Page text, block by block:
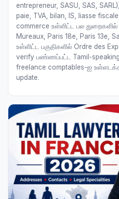
entrepreneur, SASU, SAS,
paie, TVA, bilan, IS, liasse
commerce உள்ளிட்ட பல
Mureaux, Paris 18e, Paris 13e,
உள்ளிட்ட பகுதிகளில் Ordre des
verify பண்ணப்பட்ட Tamil-
freelance comptables-ஐ
update.